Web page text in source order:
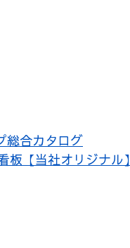
総合カタログ
板【当社オリジナル】